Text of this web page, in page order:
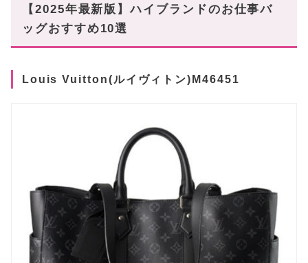
【2025年最新版】ハイブランドのお仕事バ
ッグおすすめ10選
Louis Vuitton(ルイヴィトン)M46451